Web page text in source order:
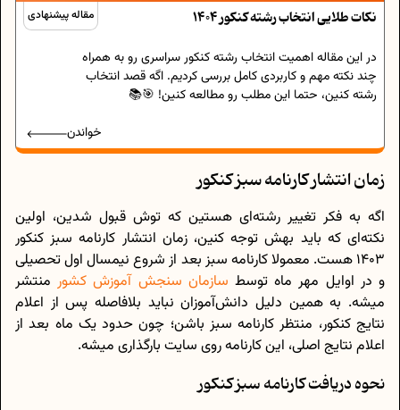
مقاله پیشنهادی نکات طلایی انتخاب رشته کنکور 1404
در این مقاله اهمیت انتخاب رشته کنکور سراسری رو به همراه
چند نکته مهم و کاربردی کامل بررسی کردیم. اگه قصد انتخاب
رشته کنین، حتما این مطلب رو مطالعه کنین! 🎯📚
خواندن
زمان انتشار کارنامه سبز کنکور
اگه به فکر تغییر رشته‌ای هستین که توش قبول شدین، اولین
نکته‌ای که باید بهش توجه کنین، زمان انتشار کارنامه سبز کنکور
1403 هست. معمولا کارنامه سبز بعد از شروع نیمسال اول تحصیلی
و در اوایل مهر ماه توسط سازمان سنجش آموزش کشورمنتشر
میشه. به همین دلیل دانش‌آموزان نباید بلافاصله پس از اعلام
نتایج کنکور، منتظر کارنامه سبز باشن؛ چون حدود یک ماه بعد از
اعلام نتایج اصلی، این کارنامه روی سایت بارگذاری میشه.
نحوه دریافت کارنامه سبز کنکور